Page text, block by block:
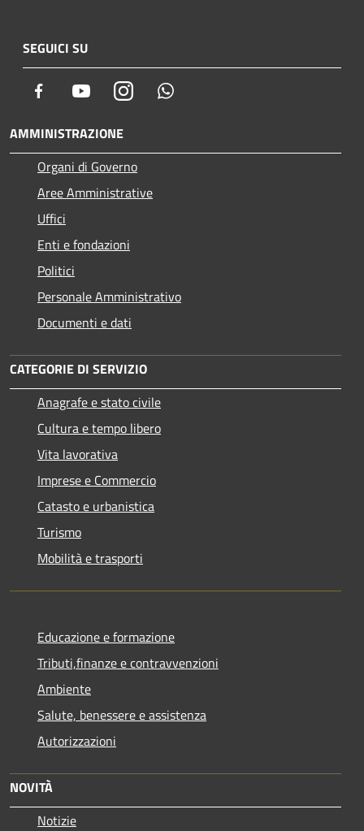
SEGUICI SU
Facebook YoutubeInstagram
AMMINISTRAZIONE
Organi di Governo
Aree Amministrative
Uffici
Enti e fondazioni
Politici
Personale Amministrativo
Documenti e dati
CATEGORIE DI SERVIZIO
Anagrafe e stato civile
Cultura e tempo libero
Vita lavorativa
Imprese e Commercio
Catasto e urbanistica
Turismo
Mobilità e trasporti
Educazione e formazione
Tributi,finanze e contravvenzioni
Ambiente
Salute, benessere e assistenza
Autorizzazioni
NOVITÀ
Notizie